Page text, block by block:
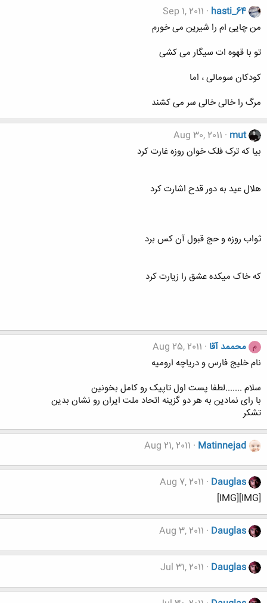
hasti_64
Sep 1, 2011
من چایی ام را شیرین می خورم
تو با قهوه ات سیگار می کشی
کودکان سومالی ، اما
مرگ را خالی خالی سر می کشند
mut
Aug 30, 2011
بیا که ترک فلک خوان روزه غارت کرد
هلال عید به دور قدح اشارت کرد
ثواب روزه و حج قبول آن کس برد
که خاک میکده عشق را زیارت کرد
م محممد آقا Aug 25, 2011
نام خلیج فارس و دریاچه ارومیه
سلام .......لطفا پست اول تاپیک رو کامل بخونین
با رای نمادین به هر دو گزینه اتحاد ملت ایران رو نشان بدین
تشکر
Matinnejad
Aug 21, 2011
Dauglas
Aug 7, 2011
[IMG][IMG]
Dauglas
Aug 3, 2011
Dauglas
Jul 31, 2011